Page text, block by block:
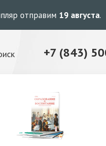
отправим 19 августа.
+7 (843)